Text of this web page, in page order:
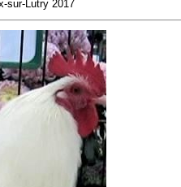
sur-Lutry 2017